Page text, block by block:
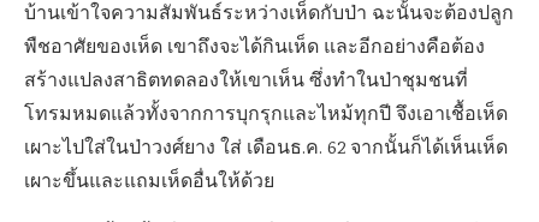
บ้านเข้าใจความสัมพันธ์ระหว่างเห็ดกับป่า ฉะนั้นจะต้องปลูก
พืชอาศัยของเห็ด เขาถึงจะได้กินเห็ด และอีกอย่างคือต้อง
สร้างแปลงสาธิตทดลองให้เขาเห็น ซึ่งทำในป่าชุมชนที่
โทรมหมดแล้วทั้งจากการบุกรุกและไหม้ทุกปี จึงเอาเชื้อเห็ด
เผาะไปใส่ในป่าวงศ์ยาง ใส่ เดือนธ.ค. 62 จากนั้นก็ได้เห็นเห็ด
เผาะขึ้นและแถมเห็ดอื่นให้ด้วย